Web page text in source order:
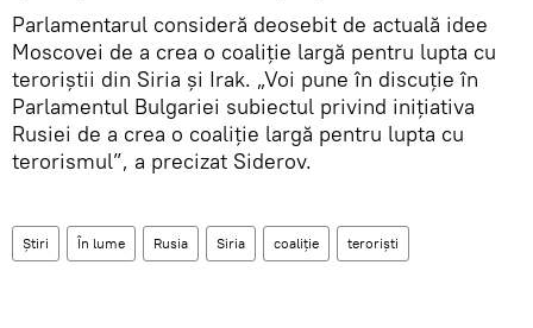
Parlamentarul consideră deosebit de actuală idee
Moscovei de a crea o coaliție largă pentru lupta cu
teroriștii din Siria și Irak. „Voi pune în discuție în
Parlamentul Bulgariei subiectul privind inițiativa
Rusiei de a crea o coaliție largă pentru lupta cu
terorismul”, a precizat Siderov.
Știri În lume Rusia Siria coaliţie terorişti